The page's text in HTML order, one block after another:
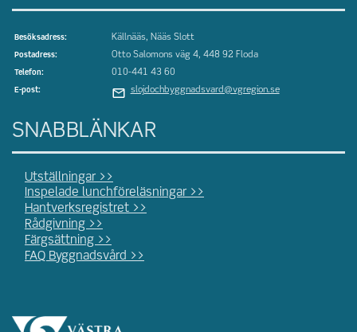
Besöksadress: Källnääs, Nääs Slott
Postadress: Otto Salomons väg 4, 448 92 Floda
Telefon: 010-441 43 60
E-post: slojdochbyggnadsvard@vgregion.se
SNABBLÄNKAR
Utställningar >>
Inspelade lunchföreläsningar >>
Hantverksregistret >>
Rådgivning >>
Färgsättning >>
FAQ Byggnadsvård >>